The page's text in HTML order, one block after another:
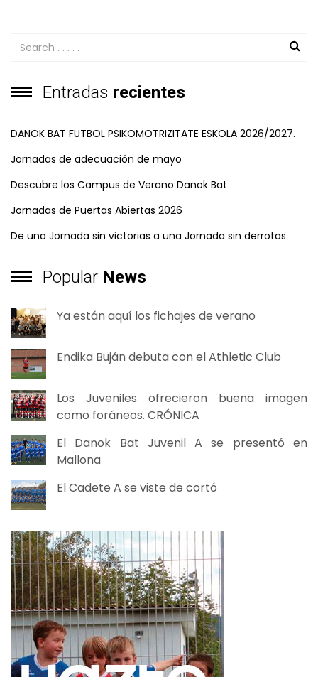
Entradas recientes
DANOK BAT FUTBOL PSIKOMOTRIZITATE ESKOLA 2026/2027.
Jornadas de adecuación de mayo
Descubre los Campus de Verano Danok Bat
Jornadas de Puertas Abiertas 2026
De una Jornada sin victorias a una Jornada sin derrotas
Popular News
Ya están aquí los fichajes de verano
Endika Buján debuta con el Athletic Club
Los Juveniles ofrecieron buena imagen
como foráneos. CRÓNICA
El Danok Bat Juvenil A se presentó en
Mallona
El Cadete A se viste de cortó